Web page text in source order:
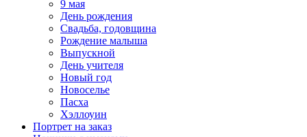
9 мая
День рождения
Свадьба, годовщина
Рождение малыша
Выпускной
День учителя
Новый год
Новоселье
Пасха
Хэллоуин
Портрет на заказ